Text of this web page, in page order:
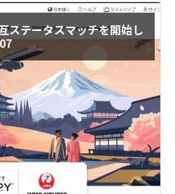
ステータスマッチを開始し